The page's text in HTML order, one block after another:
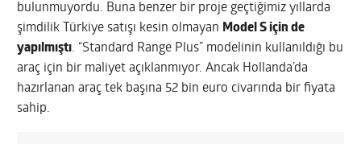
bulunmuyordu. Buna benzer bir proje geçtiğimiz yıllarda
şimdilik Türkiye satışı kesin olmayan Model S için de
yapılmıştı. “Standard Range Plus” modelinin kullanıldığı bu
araç için bir maliyet açıklanmıyor. Ancak Hollanda’da
hazırlanan araç tek başına 52 bin euro civarında bir fiyata
sahip.